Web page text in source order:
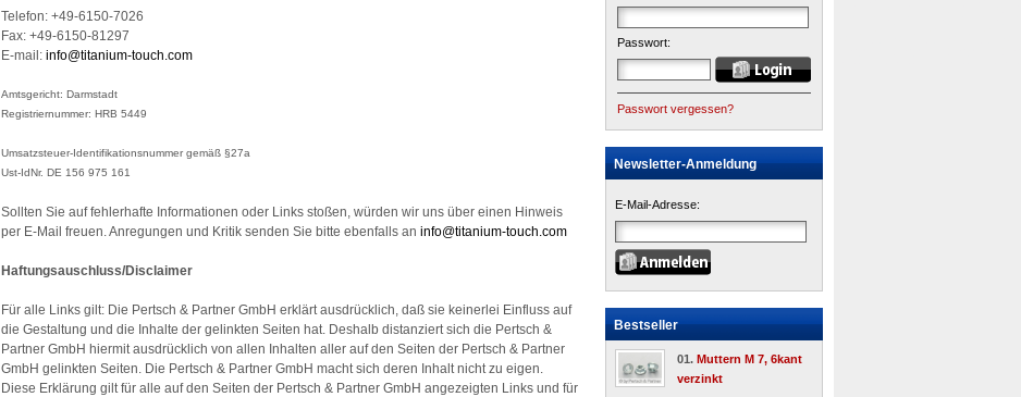
Telefon: +49-6150-7026
Fax: +49-6150-81297
E-mail: info@titanium-touch.com
Amtsgericht: Darmstadt
Registriernummer: HRB 5449
Umsatzsteuer-Identifikationsnummer gemäß §27a
Ust-IdNr. DE 156 975 161
Sollten Sie auf fehlerhafte Informationen oder Links stoßen, würden wir uns über einen Hinweis
per E-Mail freuen. Anregungen und Kritik senden Sie bitte ebenfalls an info@titanium-touch.com
Haftungsauschluss/Disclaimer
Für alle Links gilt: Die Pertsch & Partner GmbH erklärt ausdrücklich, daß sie keinerlei Einfluss auf
die Gestaltung und die Inhalte der gelinkten Seiten hat. Deshalb distanziert sich die Pertsch &
Partner GmbH hiermit ausdrücklich von allen Inhalten aller auf den Seiten der Pertsch & Partner
GmbH gelinkten Seiten. Die Pertsch & Partner GmbH macht sich deren Inhalt nicht zu eigen.
Diese Erklärung gilt für alle auf den Seiten der Pertsch & Partner GmbH angezeigten Links und für
Passwort:
Passwort vergessen?
Newsletter-Anmeldung
E-Mail-Adresse:
Bestseller
01. Muttern M 7, 6kant
verzinkt